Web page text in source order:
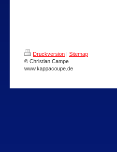
Druckversion | Sitemap
© Christian Campe
www.kappacoupe.de